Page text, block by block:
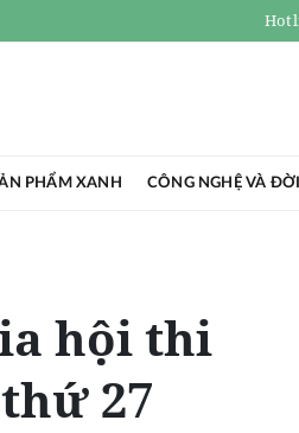
PHẨM XANH CÔNG NGHỆ VÀ
hội thi
27